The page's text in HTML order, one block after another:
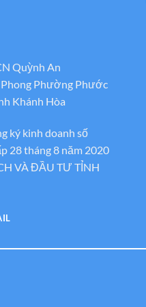
Quỳnh An
Phường Phước
Khánh Hòa
ký kinh doanh số
28 tháng 8 năm 2020
VÀ ĐẦU TƯ TỈNH